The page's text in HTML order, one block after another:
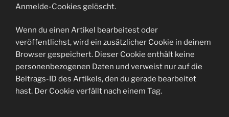
Anmelde-Cookies gelöscht.
Wenn du einen Artikel bearbeitest oder
veröffentlichst, wird ein zusätzlicher Cookie in deinem
Browser gespeichert. Dieser Cookie enthält keine
personenbezogenen Daten und verweist nur auf die
Beitrags-ID des Artikels, den du gerade bearbeitet
hast. Der Cookie verfällt nach einem Tag.